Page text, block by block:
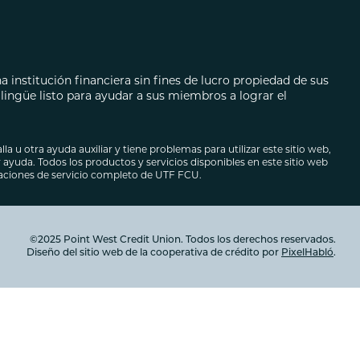
institución financiera sin fines de lucro propiedad de sus
listo para ayudar a sus miembros a lograr el
u otra ayuda auxiliar y tiene problemas para utilizar este sitio web,
Todos los productos y servicios disponibles en este sitio web
de servicio completo de UTF FCU.
©2025 Point West Credit Union. Todos los derechos reservados.
Diseño del sitio web de la cooperativa de crédito por PixelHabló.